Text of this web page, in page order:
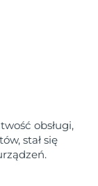
obsługi,
stał się